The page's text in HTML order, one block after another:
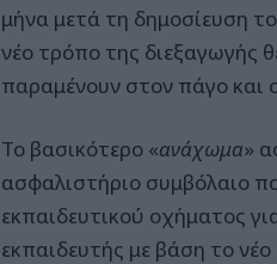
μήνα μετά τη δημοσίευση
νέο τρόπο της διεξαγωγής
παραμένουν στον πάγο και
Το βασικότερο «ανάχωμα»
ασφαλιστήριο συμβόλαιο
εκπαιδευτικού οχήματος
εκπαιδευτής με βάση το